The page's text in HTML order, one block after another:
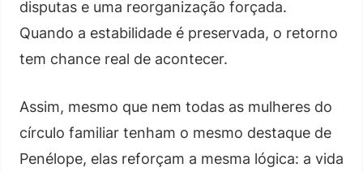
disputas e uma reorganização forçada.
Quando a estabilidade é preservada, o retorno
tem chance real de acontecer.
Assim, mesmo que nem todas as mulheres do
círculo familiar tenham o mesmo destaque de
Penélope, elas reforçam a mesma lógica: a vida